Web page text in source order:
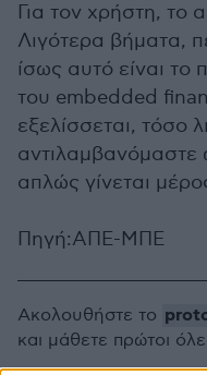
Για τον χρήστη, το
Λιγότερα βήματα,
ίσως αυτό είναι το
του embedded
εξελίσσεται, τόσο
αντιλαμβανόμαστε
απλώς γίνεται
Πηγή:ΑΠΕ-ΜΠΕ
Ακολουθήστε το
και μάθετε πρώτοι